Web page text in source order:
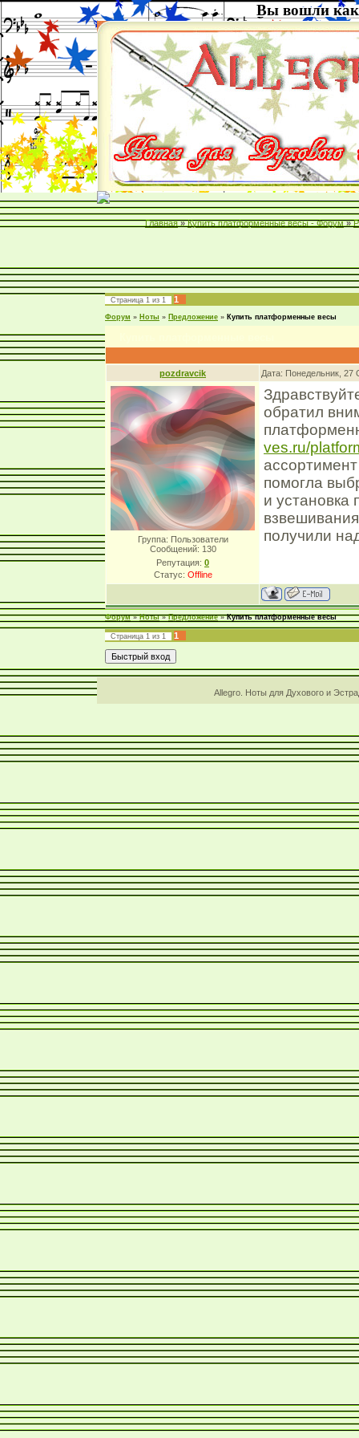
Вы вошли как
Главная » Купить платформенные весы - Форум »
Страница 1 из 1 1
Форум » Ноты » Предложение » Купить платформенные весы
pozdravcik Дата: Понедельник,
Группа: Пользователи
Сообщений: 130
Репутация: 0
Статус: Offline
обратил
ves.ru/
помогла
и установка
получили
Форум » Ноты » Предложение » Купить платформенные весы
Страница 1 из 1 1
Allegro. Ноты для Духового и